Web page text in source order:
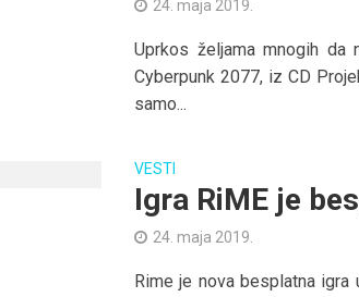
24. maja 2019.
Uprkos željama mnogih da
Cyberpunk 2077, iz CD
samo...
VESTI
Igra RiME je
24. maja 2019.
Rime je nova besplatna